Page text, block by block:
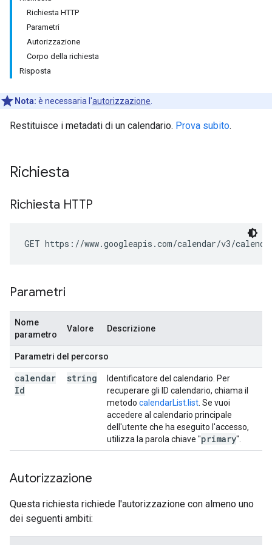
Richiesta HTTP
Parametri
Autorizzazione
Corpo della richiesta
Risposta
Nota: è necessaria l'autorizzazione
Restituisce i metadati di un calendario. Prova subito.
Richiesta
Richiesta HTTP
GET https://www.googleapis.com/calendar/v3/
Parametri
Nome
parametro
Valore Descrizione
Parametri del percorso
calendar
Id
string
Identificatore del calendario. Per
recuperare gli ID calendario, chiama il
metodo calendarList.list . Se vuoi
accedere al calendario principale
dell'utente che ha eseguito l'accesso,
utilizza la parola chiave "primary".
Autorizzazione
Questa richiesta richiede l'autorizzazione con almeno uno
dei seguenti ambiti: